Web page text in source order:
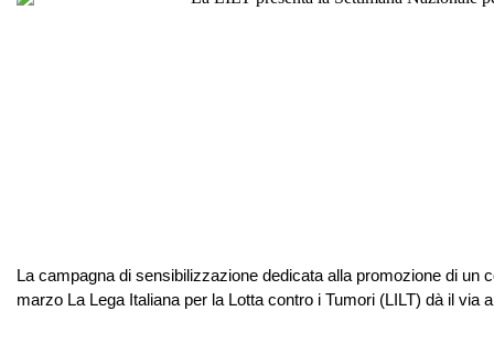
La campagna di sensibilizzazione dedicata alla promozione di un
marzo La Lega Italiana per la Lotta contro i Tumori (LILT) dà il